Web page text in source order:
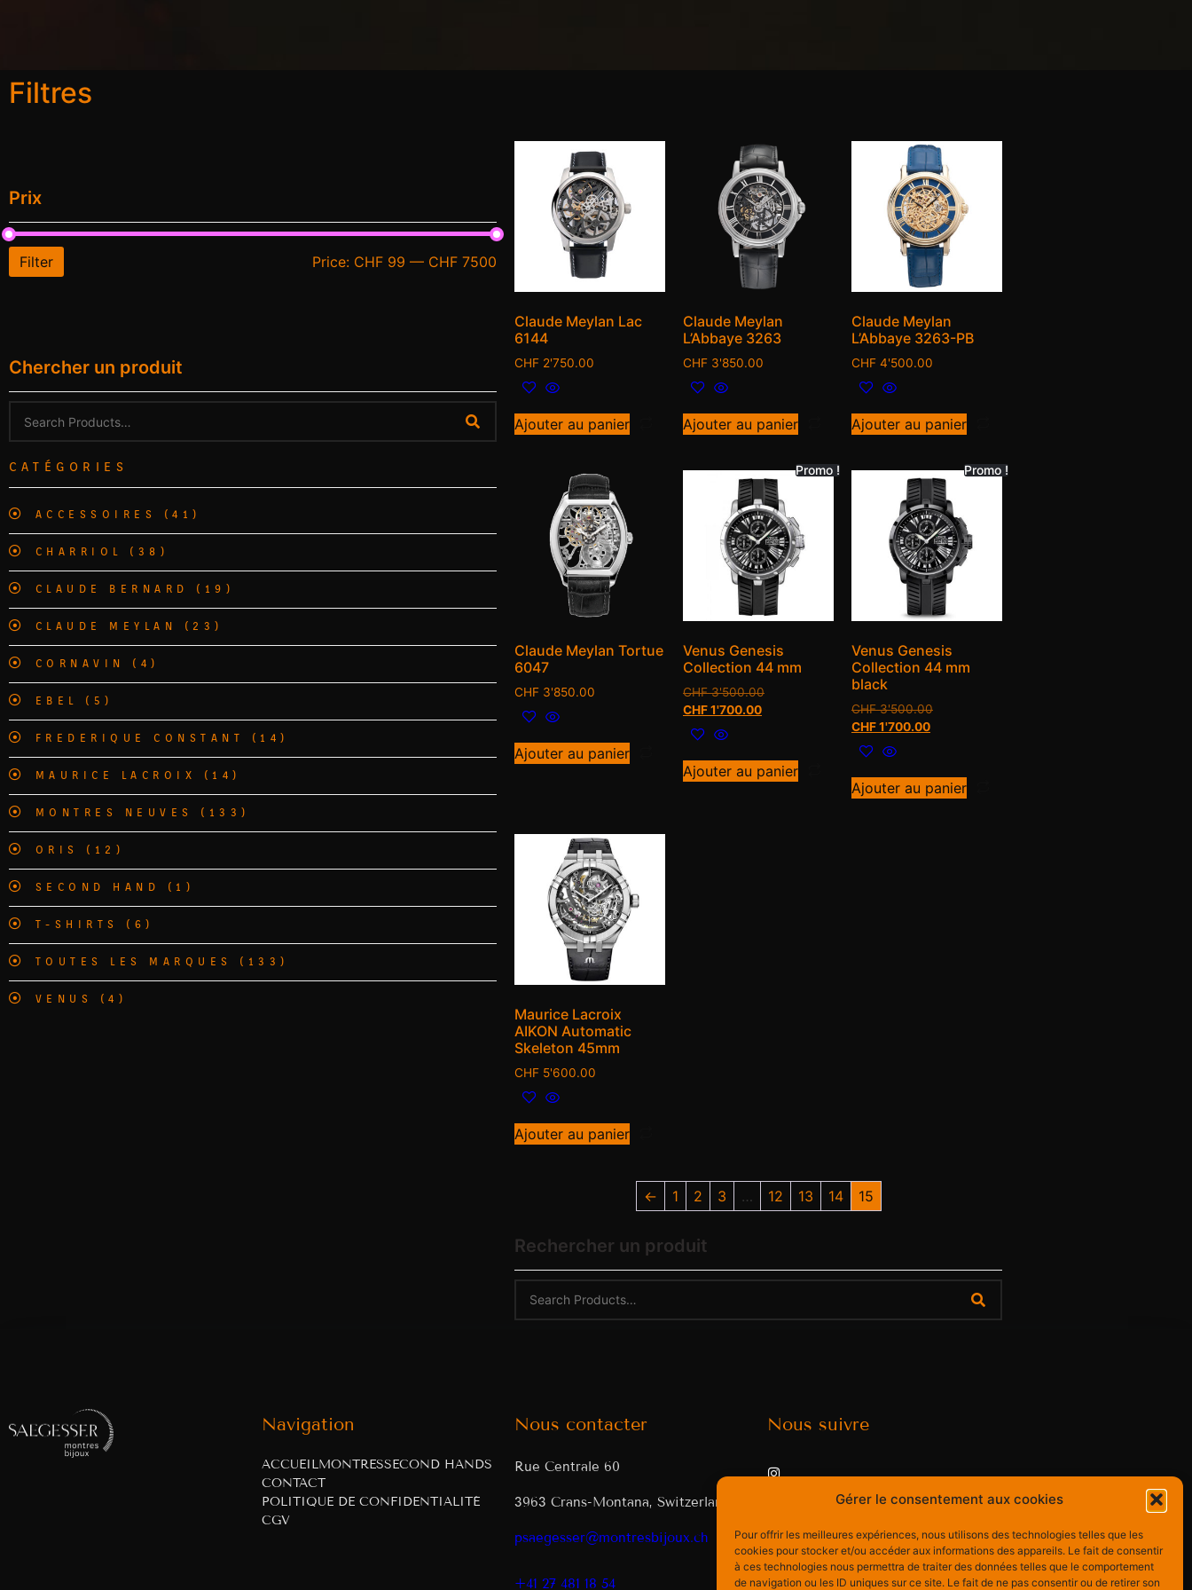
Gérer le consentement aux cookies
Pour offrir les meilleures expériences, nous utilisons des technologies telles que les
cookies pour stocker et/ou accéder aux informations des appareils. Le fait de consentir
à ces technologies nous permettra de traiter des données telles que le comportement
de navigation ou les ID uniques sur ce site. Le fait de ne pas consentir ou de retirer son
Filtres
Prix
Filter Price: CHF 99 — CHF 7500
Chercher un produit
CATÉGORIES
ACCESSOIRES (41)
CHARRIOL (38)
CLAUDE BERNARD (19)
CLAUDE MEYLAN (23)
CORNAVIN (4)
EBEL (5)
FREDERIQUE CONSTANT (14)
MAURICE LACROIX (14)
MONTRES NEUVES (133)
ORIS (12)
SECOND HAND (1)
T-SHIRTS (6)
TOUTES LES MARQUES (133)
VENUS (4)
Claude Meylan Lac
6144
CHF 2'750.00
Ajouter au panier
Claude Meylan
L’Abbaye 3263
CHF 3'850.00
Ajouter au panier
Claude Meylan
L’Abbaye 3263-PB
CHF 4'500.00
Ajouter au panier
Claude Meylan Tortue
6047
CHF 3'850.00
Ajouter au panier
Promo !
Venus Genesis
Collection 44 mm
CHF3'500.00
CHF1'700.00
Ajouter au panier
Promo !
Venus Genesis
Collection 44 mm
black
CHF3'500.00
CHF1'700.00
Ajouter au panier
Maurice Lacroix
AIKON Automatic
Skeleton 45mm
CHF 5'600.00
Ajouter au panier
← 1 2 3 … 12 13 14 15
Rechercher un produit
Navigation
ACCUEILMONTRESSECOND HANDS
CONTACT
POLITIQUE DE CONFIDENTIALITÉ
CGV
Nous contacter
Rue Centrale 60
3963 Crans-Montana, Switzerland
psaegesser@montresbijoux.ch
+41 27 481 18 54
Nous suivre